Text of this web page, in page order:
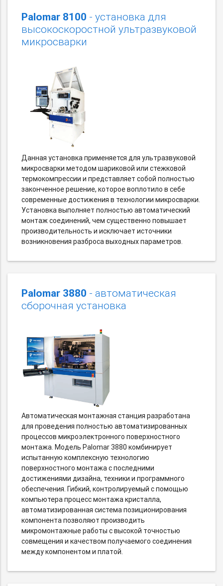
Palomar 8100 - установка для
высокоскоростной ультразвуковой
микросварки
Данная установка применяется для ультразвуковой
микросварки методом шариковой или стежковой
термокомпрессии и представляет собой полностью
законченное решение, которое воплотило в себе
современные достижения в технологии микросварки.
Установка выполняет полностью автоматический
монтаж соединений, чем существенно повышает
производительность и исключает источники
возникновения разброса выходных параметров.
Palomar 3880 - автоматическая
сборочная установка
Автоматическая монтажная станция разработана
для проведения полностью автоматизированных
процессов микроэлектронного поверхностного
монтажа. Модель Palomar 3880 комбинирует
испытанную комплексную технологию
поверхностного монтажа с последними
достижениями дизайна, техники и программного
обеспечения. Гибкий, контролируемый с помощью
компьютера процесс монтажа кристалла,
автоматизированная система позиционирования
компонента позволяют производить
микромонтажные работы с высокой точностью
совмещения и качеством получаемого соединения
между компонентом и платой.